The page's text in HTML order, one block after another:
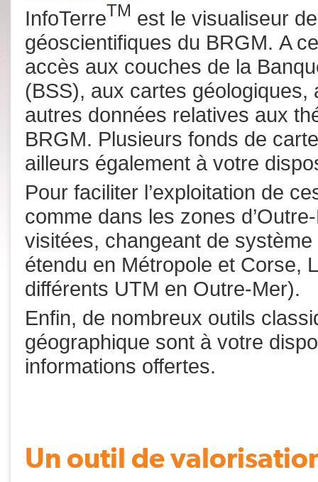
InfoTerreTM est le visualiseur
géoscientifiques du BRGM. A
accès aux couches de la
(BSS), aux cartes géologiques,
autres données relatives aux
BRGM. Plusieurs fonds de
ailleurs également à votre
Pour faciliter l’exploitation de
comme dans les zones
visitées, changeant de
étendu en Métropole et Corse,
différents UTM en Outre-Mer).
Enfin, de nombreux outils
géographique sont à votre
informations offertes.
Un outil de